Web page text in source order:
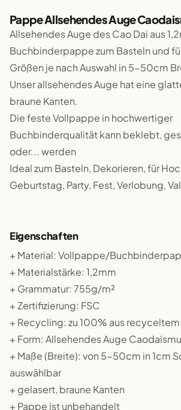
Pappe Allsehendes Auge
Allsehendes Auge des Cao Dai aus
Buchbinderpappe zum Basteln und
Größen je nach Auswahl in 5-50cm
Unser allsehendes Auge hat eine
braune Kanten.
Die feste Vollpappe in hochwertiger
Buchbinderqualität kann beklebt,
oder... werden
Ideal zum Basteln, Dekorieren, für
Geburtstag, Party, Fest, Verlobung,
Eigenschaften
+ Material: Vollpappe/
+ Materialstärke: 1,2mm
+ Grammatur: 755g/m²
+ Zertifizierung: FSC
+ Recycling: zu 100% aus
+ Form: Allsehendes Auge
+ Maße (Breite): von 5-50cm in 1cm
auswählbar
+ gelasert, braune Kanten
+ Pappe ist unbehandelt